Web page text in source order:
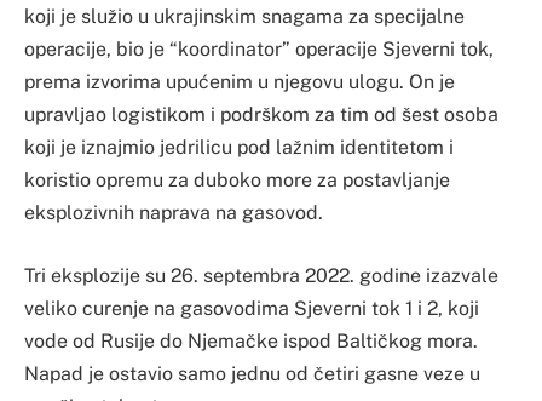
koji je služio u ukrajinskim snagama za specijalne
operacije, bio je “koordinator” operacije Sjeverni tok,
prema izvorima upućenim u njegovu ulogu. On je
upravljao logistikom i podrškom za tim od šest osoba
koji je iznajmio jedrilicu pod lažnim identitetom i
koristio opremu za duboko more za postavljanje
eksplozivnih naprava na gasovod.
Tri eksplozije su 26. septembra 2022. godine izazvale
veliko curenje na gasovodima Sjeverni tok 1 i 2, koji
vode od Rusije do Njemačke ispod Baltičkog mora.
Napad je ostavio samo jednu od četiri gasne veze u